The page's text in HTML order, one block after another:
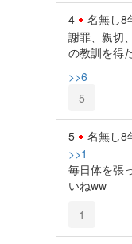
4 名無し8
謝罪、親切
の教訓を得た
>>6
5
5 名無し8
>>1
毎日体を張
いねww
1